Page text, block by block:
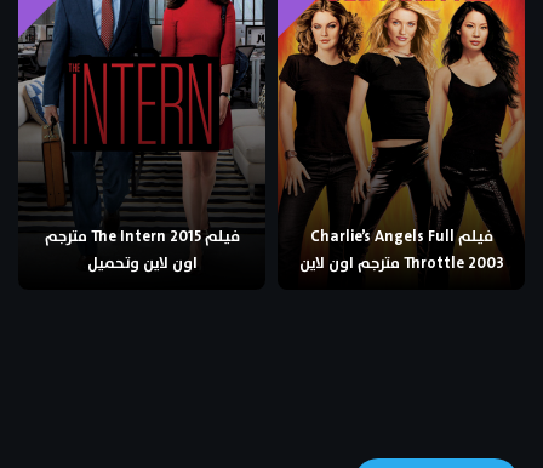
فيلم Charlie’s Angels Full
Throttle 2003 مترجم اون لاين
فيلم The Intern 2015 مترجم
اون لاين وتحميل